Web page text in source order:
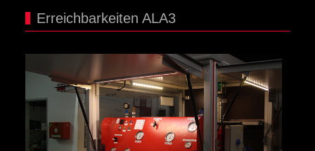
Erreichbarkeiten ALA3